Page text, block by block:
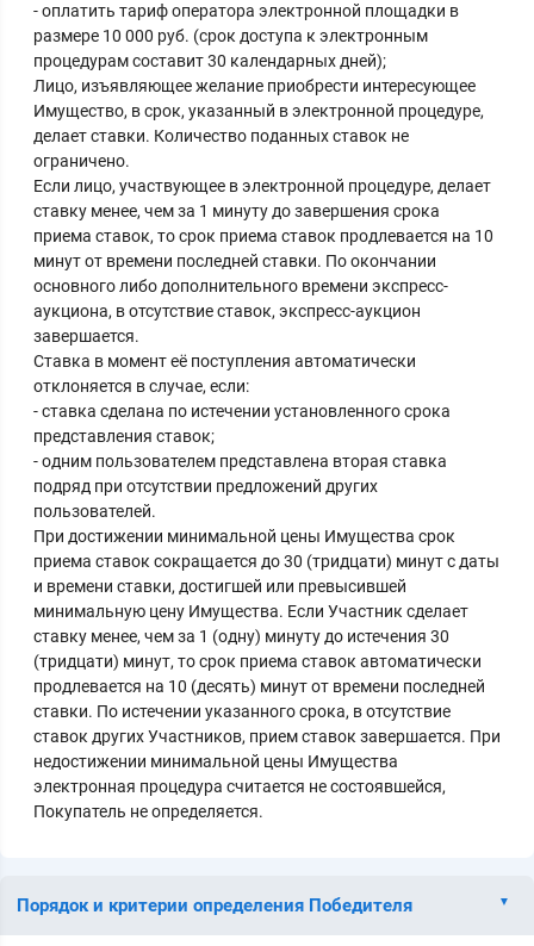
- оплатить тариф оператора электронной площадки в
размере 10 000 руб. (срок доступа к электронным
процедурам составит 30 календарных дней);
Лицо, изъявляющее желание приобрести интересующее
Имущество, в срок, указанный в электронной процедуре,
делает ставки. Количество поданных ставок не
ограничено.
Если лицо, участвующее в электронной процедуре, делает
ставку менее, чем за 1 минуту до завершения срока
приема ставок, то срок приема ставок продлевается на 10
минут от времени последней ставки. По окончании
основного либо дополнительного времени экспресс-
аукциона, в отсутствие ставок, экспресс-аукцион
завершается.
Ставка в момент её поступления автоматически
отклоняется в случае, если:
- ставка сделана по истечении установленного срока
представления ставок;
- одним пользователем представлена вторая ставка
подряд при отсутствии предложений других
пользователей.
При достижении минимальной цены Имущества срок
приема ставок сокращается до 30 (тридцати) минут с даты
и времени ставки, достигшей или превысившей
минимальную цену Имущества. Если Участник сделает
ставку менее, чем за 1 (одну) минуту до истечения 30
(тридцати) минут, то срок приема ставок автоматически
продлевается на 10 (десять) минут от времени последней
ставки. По истечении указанного срока, в отсутствие
ставок других Участников, прием ставок завершается. При
недостижении минимальной цены Имущества
электронная процедура считается не состоявшейся,
Покупатель не определяется.
Порядок и критерии определения Победителя